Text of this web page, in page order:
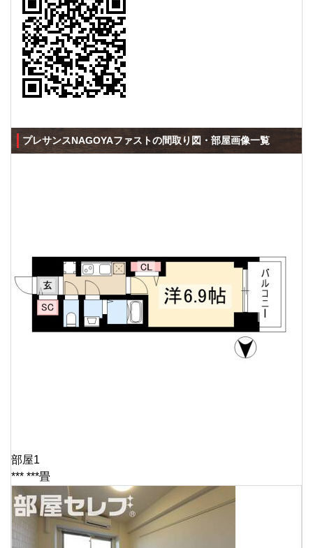
プレサンスNAGOYAファストの間取り図・部屋画像一覧
部屋1
*** ***畳